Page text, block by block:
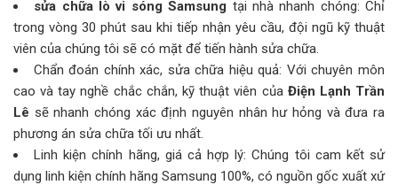
sửa chữa lò vi sóng Samsung tại nhà nhanh chóng: Chỉ
trong vòng 30 phút sau khi tiếp nhận yêu cầu, đội ngũ kỹ thuật
viên của chúng tôi sẽ có mặt để tiến hành sửa chữa.
Chẩn đoán chính xác, sửa chữa hiệu quả: Với chuyên môn
cao và tay nghề chắc chắn, kỹ thuật viên của Điện Lạnh Trần
Lê sẽ nhanh chóng xác định nguyên nhân hư hỏng và đưa ra
phương án sửa chữa tối ưu nhất.
Linh kiện chính hãng, giá cả hợp lý: Chúng tôi cam kết sử
dụng linh kiện chính hãng Samsung 100%, có nguồn gốc xuất xứ